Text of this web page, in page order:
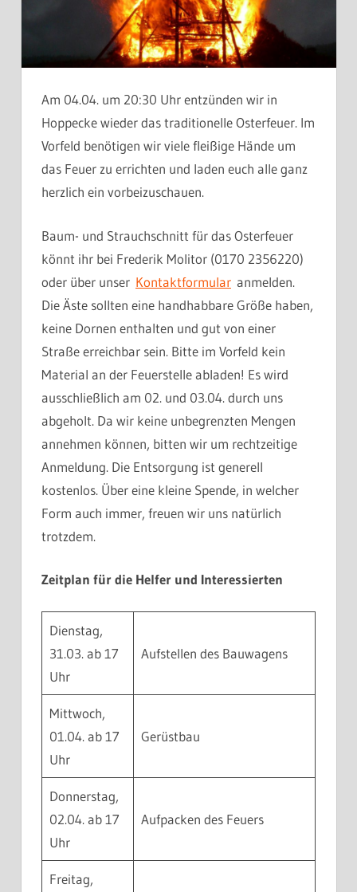
Am 04.04. um 20:30 Uhr entzünden wir in
Hoppecke wieder das traditionelle Osterfeuer. Im
Vorfeld benötigen wir viele fleißige Hände um
das Feuer zu errichten und laden euch alle ganz
herzlich ein vorbeizuschauen.
Baum- und Strauchschnitt für das Osterfeuer
könnt ihr bei Frederik Molitor (0170 2356220)
oder über unser Kontaktformular anmelden.
Die Äste sollten eine handhabbare Größe haben,
keine Dornen enthalten und gut von einer
Straße erreichbar sein. Bitte im Vorfeld kein
Material an der Feuerstelle abladen! Es wird
ausschließlich am 02. und 03.04. durch uns
abgeholt. Da wir keine unbegrenzten Mengen
annehmen können, bitten wir um rechtzeitige
Anmeldung. Die Entsorgung ist generell
kostenlos. Über eine kleine Spende, in welcher
Form auch immer, freuen wir uns natürlich
trotzdem.
Zeitplan für die Helfer und Interessierten
Dienstag,
31.03. ab 17
Uhr
Aufstellen des Bauwagens
Mittwoch,
01.04. ab 17
Uhr
Gerüstbau
Donnerstag,
02.04. ab 17
Uhr
Aufpacken des Feuers
Freitag,